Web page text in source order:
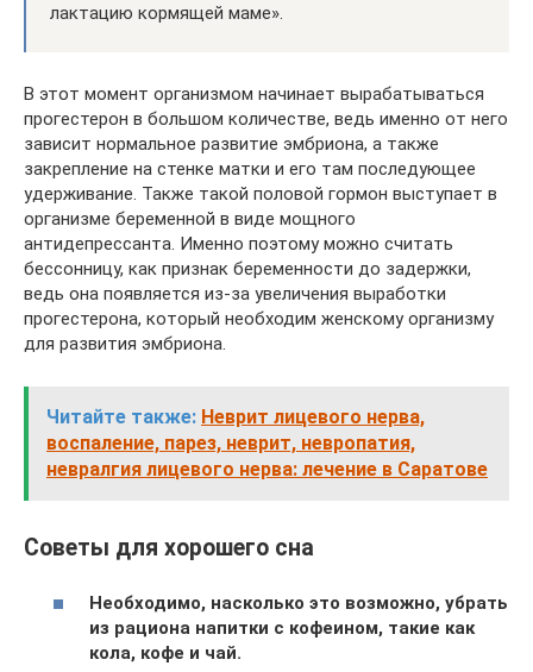
лактацию кормящей маме».
В этот момент организмом начинает вырабатываться
прогестерон в большом количестве, ведь именно от него
зависит нормальное развитие эмбриона, а также
закрепление на стенке матки и его там последующее
удерживание. Также такой половой гормон выступает в
организме беременной в виде мощного
антидепрессанта. Именно поэтому можно считать
бессонницу, как признак беременности до задержки,
ведь она появляется из-за увеличения выработки
прогестерона, который необходим женскому организму
для развития эмбриона.
Читайте также: Неврит лицевого нерва,
воспаление, парез, неврит, невропатия,
невралгия лицевого нерва: лечение в Саратове
Советы для хорошего сна
Необходимо, насколько это возможно, убрать
из рациона напитки с кофеином, такие как
кола, кофе и чай.